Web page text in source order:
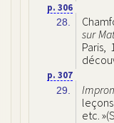
p. 306
28.
sur
Paris,
p. 307
29.
leçons
etc. »